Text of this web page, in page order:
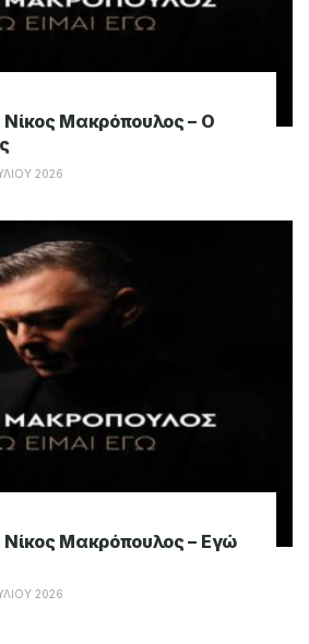
Νίκος Μακρόπουλος – Ο
2026
Νίκος Μακρόπουλος – Εγώ
2026